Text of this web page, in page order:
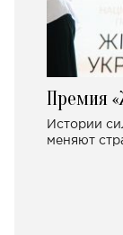
Премия
Истории
меняют